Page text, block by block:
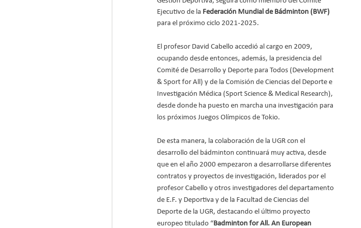
Ejecutivo de la Federación Mundial de Bádminton (BWF)
para el próximo ciclo 2021-2025.
El profesor David Cabello accedió al cargo en 2009,
ocupando desde entonces, además, la presidencia del
Comité de Desarrollo y Deporte para Todos (Development
& Sport for All) y de la Comisión de Ciencias del Deporte e
Investigación Médica (Sport Science & Medical Research),
desde donde ha puesto en marcha una investigación para
los próximos Juegos Olímpicos de Tokio.
De esta manera, la colaboración de la UGR con el
desarrollo del bádminton continuará muy activa, desde
que en el año 2000 empezaron a desarrollarse diferentes
contratos y proyectos de investigación, liderados por el
profesor Cabello y otros investigadores del departamento
de E.F. y Deportiva y de la Facultad de Ciencias del
Deporte de la UGR, destacando el último proyecto
europeo titulado “Badminton for All. An European